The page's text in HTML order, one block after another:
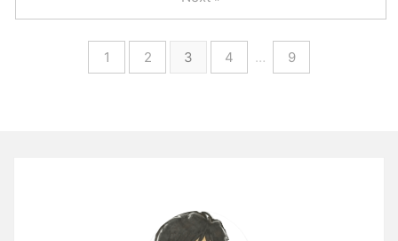
1 2 3 4 … 9